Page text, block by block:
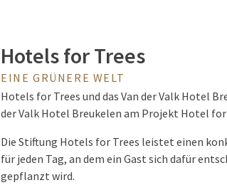
Hotels for Trees
EINE GRÜNERE WELT
Hotels for Trees und das Van der Valk Hotel
der Valk Hotel Breukelen am Projekt Hotel
Die Stiftung Hotels for Trees leistet einen
für jeden Tag, an dem ein Gast sich dafür
gepflanzt wird.